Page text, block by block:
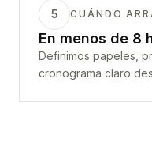
5 CUÁNDO
En menos de 8
Definimos papeles,
cronograma claro